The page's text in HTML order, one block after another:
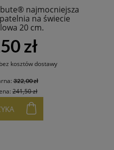
najmocniejsza
na świecie
20 cm.
zł
kosztów dostawy
322,00 zł
241,50 zł